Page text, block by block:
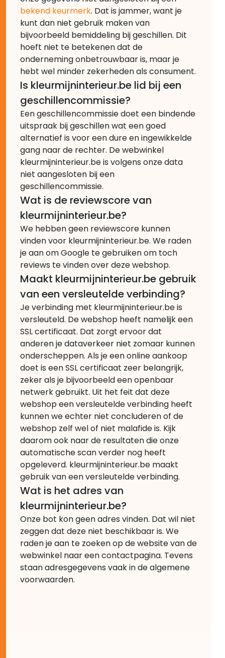
bekend keurmerk. Dat is jammer, want je
kunt dan niet gebruik maken van
bijvoorbeeld bemiddeling bij geschillen. Dit
hoeft niet te betekenen dat de
onderneming onbetrouwbaar is, maar je
hebt wel minder zekerheden als consument.
Is kleurmijninterieur.be lid bij een
geschillencommissie?
Een geschillencommissie doet een bindende
uitspraak bij geschillen wat een goed
alternatief is voor een dure en ingewikkelde
gang naar de rechter. De webwinkel
kleurmijninterieur.be is volgens onze data
niet aangesloten bij een
geschillencommissie.
Wat is de reviewscore van
kleurmijninterieur.be?
We hebben geen reviewscore kunnen
vinden voor kleurmijninterieur.be. We raden
je aan om Google te gebruiken om toch
reviews te vinden over deze webshop.
Maakt kleurmijninterieur.be gebruik
van een versleutelde verbinding?
Je verbinding met kleurmijninterieur.be is
versleuteld. De webshop heeft namelijk een
SSL certificaat. Dat zorgt ervoor dat
anderen je dataverkeer niet zomaar kunnen
onderscheppen. Als je een online aankoop
doet is een SSL certificaat zeer belangrijk,
zeker als je bijvoorbeeld een openbaar
netwerk gebruikt. Uit het feit dat deze
webshop een versleutelde verbinding heeft
kunnen we echter niet concluderen of de
webshop zelf wel of niet malafide is. Kijk
daarom ook naar de resultaten die onze
automatische scan verder nog heeft
opgeleverd. kleurmijninterieur.be maakt
gebruik van een versleutelde verbinding.
Wat is het adres van
kleurmijninterieur.be?
Onze bot kon geen adres vinden. Dat wil niet
zeggen dat deze niet beschikbaar is. We
raden je aan te zoeken op de website van de
webwinkel naar een contactpagina. Tevens
staan adresgegevens vaak in de algemene
voorwaarden.